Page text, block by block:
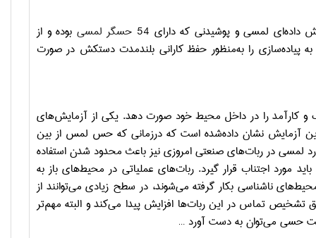
لمسی و پوشیدنی که دارای 54 حسگر لمسی بوده و از
پیاده‌سازی را به‌منظور حفظ کارانی بلندمدت دستکش در صورت
و کارآمد را در داخل محیط خود صورت دهد. یکی از آزمایش‌های
آزمایش نشان داده‌شده است که درزمانی که حس لمس از بین
لمسی در ربات‌های صنعتی امروزی نیز باعث محدود شدن استفاده
مورد اجتناب قرار گیرد. ربات‌های عملیاتی در محیط‌های باز به
ناشناسی بکار گرفته می‌شوند، در سطح زیادی می‌توانند از
تشخیص تماس در این ربات‌ها افزایش پیدا می‌کند و البته مهم‌تر
حسی می‌توان به دست آورد …